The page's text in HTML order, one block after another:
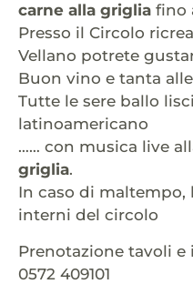
carne alla griglia fino
Presso il Circolo
Vellano potrete
Buon vino e tanta
Tutte le sere ballo
latinoamericano
…… con musica live
griglia.
In caso di maltempo,
interni del circolo
Prenotazione tavoli e
0572 409101